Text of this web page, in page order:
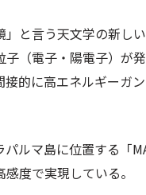
と言う天文学の新し
（電子・陽電子）が
的に高エネルギーガ
ルマ島に位置する「
度で実現している。